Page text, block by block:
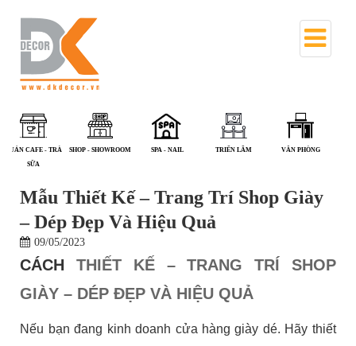
NHÀ PHỐ
PHÒNG KHÁM - NHÀ
QUÁN ĂN
QUÁN CAFE - TRÀ
SHOP - SHOWROOM
Mẫu Thiết Kế – Trang Trí Shop Giày
– Dép Đẹp Và Hiệu Quả
09/05/2023
CÁCHTHIẾT KẾ – TRANG TRÍ SHOP
GIÀY – DÉP ĐẸP VÀ HIỆU QUẢ
Nếu bạn đang kinh doanh cửa hàng giày dé. Hãy thiết